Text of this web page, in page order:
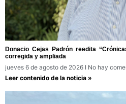
Donacio Cejas Padrón reedita
corregida y ampliada
jueves 6 de agosto de 2026
No hay
Leer contenido de la noticia »